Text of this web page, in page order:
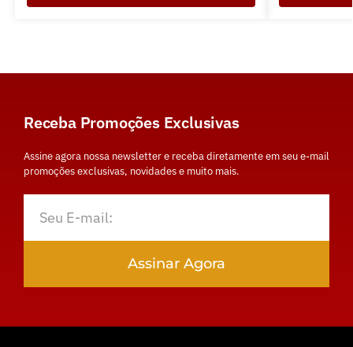
Receba Promoções Exclusivas
Assine agora nossa newsletter e receba diretamente em seu e-mail
promoções exclusivas, novidades e muito mais.
Assinar Agora